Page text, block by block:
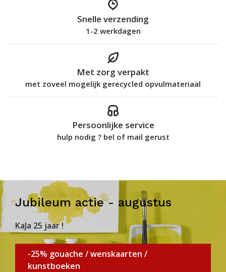
Snelle verzending
1-2 werkdagen
Met zorg verpakt
met zoveel mogelijk gerecycled opvulmateriaal
Persoonlijke service
hulp nodig ? bel of mail gerust
Jubileum actie - augustus
KaJa 25 jaar !
-25% gouache / wenskaarten /
kunstboeken